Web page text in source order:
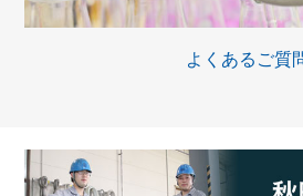
よくあるご質